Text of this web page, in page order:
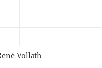
Vollath